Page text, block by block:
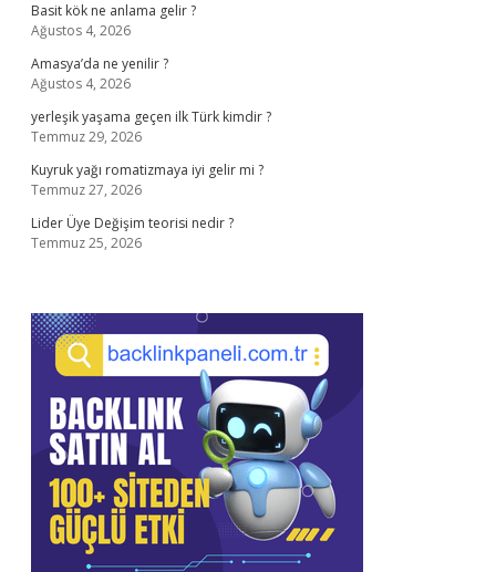
Basit kök ne anlama gelir ?
Ağustos 4, 2026
Amasya’da ne yenilir ?
Ağustos 4, 2026
yerleşik yaşama geçen ilk Türk kimdir ?
Temmuz 29, 2026
Kuyruk yağı romatizmaya iyi gelir mi ?
Temmuz 27, 2026
Lider Üye Değişim teorisi nedir ?
Temmuz 25, 2026